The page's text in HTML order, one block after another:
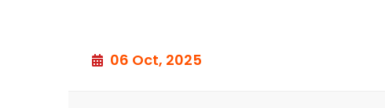
06 Oct, 2025